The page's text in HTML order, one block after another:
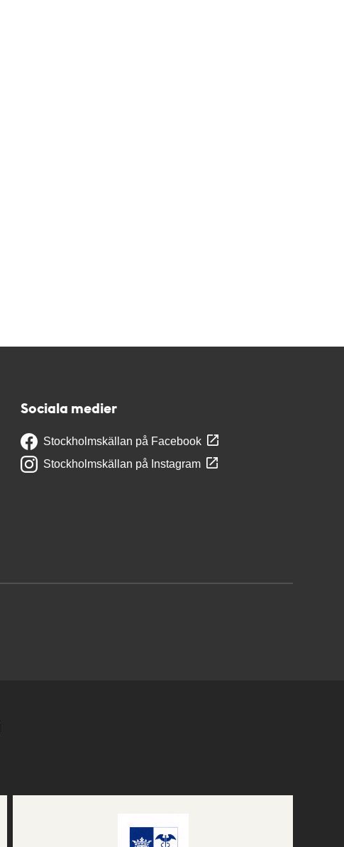
Sociala medier
Stockholmskällan på Facebook
Stockholmskällan på Instagram